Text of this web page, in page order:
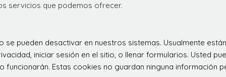
servicios que podemos ofrecer.
pueden desactivar en nuestros sistemas. Usualmente
iniciar sesión en el sitio, o llenar formularios. Usted
Estas cookies no guardan ninguna información